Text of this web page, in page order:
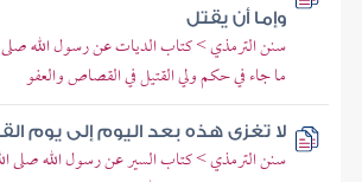
وإما أن يقتل
سنن الترمذي > كتاب الديات عن رسول الله
ما جاء في حكم ولي القتيل في القصاص والعفو
لا تغزى هذه بعد اليوم إلى يوم
سنن الترمذي > كتاب السير عن رسول الله صلى